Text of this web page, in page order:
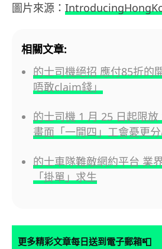
圖片來源：
相關文章:
的士司機絕招 應付85折的
唔敢claim錢」
的士司機 1 月 25 日起限
畫面「一開四」工會憂更
的士車隊難敵網約平台 業
「掛單」求生
更多精彩文章每日送到電子郵箱📮